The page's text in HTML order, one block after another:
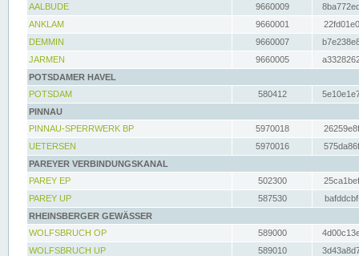
AALBUDE
9660009
ANKLAM
9660001
DEMMIN
9660007
JARMEN
9660005
POTSDAMER HAVEL
POTSDAM
580412
PINNAU
PINNAU-SPERRWERK BP
5970018
UETERSEN
5970016
PAREYER VERBINDUNGSKANAL
PAREY EP
502300
PAREY UP
587530
RHEINSBERGER GEWÄSSER
WOLFSBRUCH OP
589000
WOLFSBRUCH UP
589010